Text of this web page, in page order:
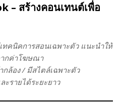
– สร้างคอนเทนต์เพื่อ
คนิคการสอนเฉพาะตัว แนะนำให้
ากค่าโฆษณา
ล้อง / มีสไตล์เฉพาะตัว
รายได้ระยะยาว